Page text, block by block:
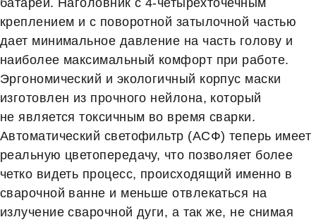
батареи. Наголовник с 4-четырехточечным
креплением и с поворотной затылочной частью
дает минимальное давление на часть голову и
наиболее максимальный комфорт при работе.
Эргономический и экологичный корпус маски
изготовлен из прочного нейлона, который
не является токсичным во время сварки.
Автоматический светофильтр (АСФ) теперь имеет
реальную цветопередачу, что позволяет более
четко видеть процесс, происходящий именно в
сварочной ванне и меньше отвлекаться на
излучение сварочной дуги, а так же, не снимая